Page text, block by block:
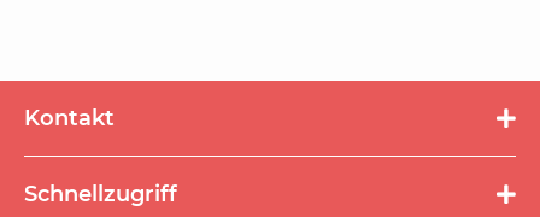
Kontakt
Schnellzugriff